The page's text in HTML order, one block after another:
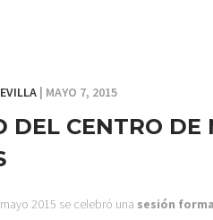
| MAYO 7, 2015
DEL CENTRO DE
2015 se celebró una sesión